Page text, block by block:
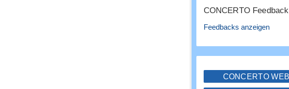
CONCERTO
Feedbacks anzeigen
CONCERTO